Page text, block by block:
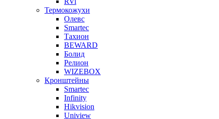
Термокожухи
Олевс
Smartec
Тахион
BEWARD
Болид
Релион
WIZEBOX
Кронштейны
Smartec
Infinity
Hikvision
Uniview